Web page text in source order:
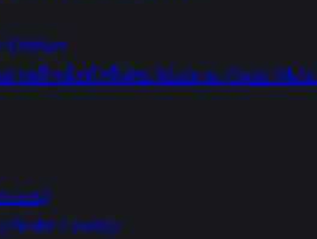
ติกสั่งทำพิเศษ Made-to-Order Mold
Colors)